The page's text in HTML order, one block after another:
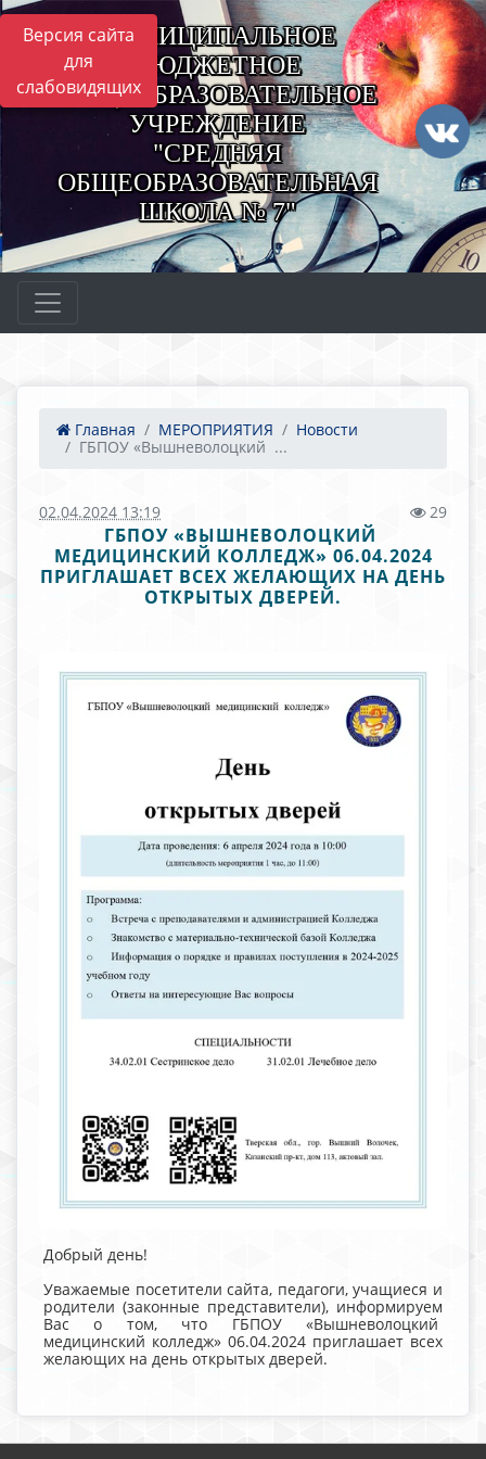
Версия сайта
для
слабовидящих
МУНИЦИПАЛЬНОЕ
БЮДЖЕТНОЕ
ОБЩЕОБРАЗОВАТЕЛЬНОЕ
УЧРЕЖДЕНИЕ
"СРЕДНЯЯ
ОБЩЕОБРАЗОВАТЕЛЬНАЯ
ШКОЛА № 7"
Главная МЕРОПРИЯТИЯ
Новости
ГБПОУ «Вышневолоцкий ...
02.04.2024 13:19 29
ГБПОУ «ВЫШНЕВОЛОЦКИЙ
МЕДИЦИНСКИЙ КОЛЛЕДЖ» 06.04.2024
ПРИГЛАШАЕТ ВСЕХ ЖЕЛАЮЩИХ НА ДЕНЬ
ОТКРЫТЫХ ДВЕРЕЙ.
Добрый день!
Уважаемые посетители сайта, педагоги, учащиеся и
родители (законные представители), информируем
Вас о том, что ГБПОУ «Вышневолоцкий
медицинский колледж» 06.04.2024 приглашает всех
желающих на день открытых дверей.